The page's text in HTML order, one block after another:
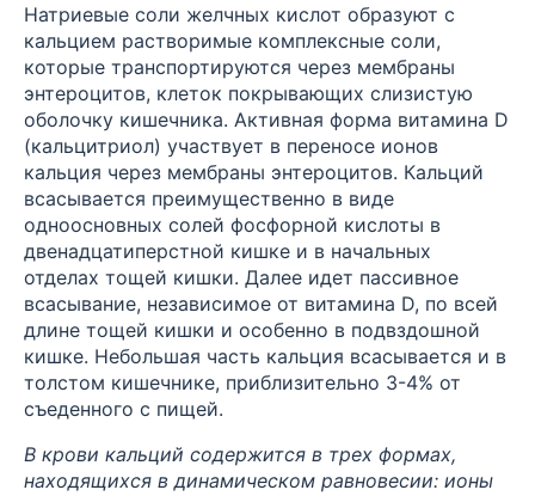
Натриевые соли желчных кислот образуют с
кальцием растворимые комплексные соли,
которые транспортируются через мембраны
энтероцитов, клеток покрывающих слизистую
оболочку кишечника. Активная форма витамина D
(кальцитриол) участвует в переносе ионов
кальция через мембраны энтероцитов. Кальций
всасывается преимущественно в виде
одноосновных солей фосфорной кислоты в
двенадцатиперстной кишке и в начальных
отделах тощей кишки. Далее идет пассивное
всасывание, независимое от витамина D, по всей
длине тощей кишки и особенно в подвздошной
кишке. Небольшая часть кальция всасывается и в
толстом кишечнике, приблизительно 3-4% от
съеденного с пищей.
В крови кальций содержится в трех формах,
находящихся в динамическом равновесии: ионы